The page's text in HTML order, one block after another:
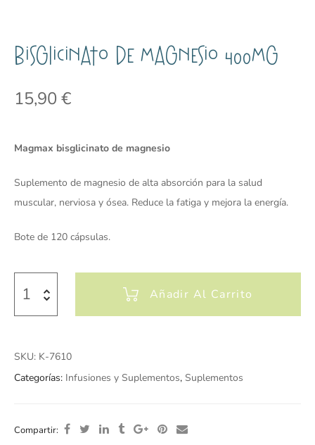
BISGLICINATO de Magnesio 400mg
15,90 €
Magmax bisglicinato de magnesio
Suplemento de magnesio de alta absorción para la salud
muscular, nerviosa y ósea. Reduce la fatiga y mejora la energía.
Bote de 120 cápsulas.
Añadir Al Carrito
SKU: K-7610
Categorías: Infusiones y Suplementos, Suplementos
Compartir: